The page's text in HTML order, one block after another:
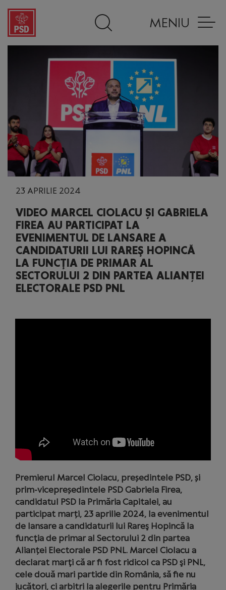
MENIU
23 APRILIE 2024
VIDEO MARCEL CIOLACU ȘI GABRIELA
FIREA AU PARTICIPAT LA
EVENIMENTUL DE LANSARE A
CANDIDATURII LUI RAREŞ HOPINCĂ
LA FUNCŢIA DE PRIMAR AL
SECTORULUI 2 DIN PARTEA ALIANȚEI
ELECTORALE PSD PNL
Premierul Marcel Ciolacu, președintele PSD, și
prim-vicepreședintele PSD Gabriela Firea,
candidatul PSD la Primăria Capitalei, au
participat marți, 23 aprilie 2024, la evenimentul
de lansare a candidaturii lui Rareş Hopincă la
funcţia de primar al Sectorului 2 din partea
Alianței Electorale PSD PNL. Marcel Ciolacu a
declarat marţi că ar fi fost ridicol ca PSD şi PNL,
cele două mari partide din România, să fie nu
jucători, ci arbitri la alegerile pentru Primăria